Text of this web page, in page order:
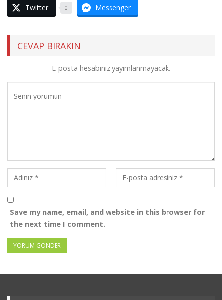
Twitter 0 Messenger
CEVAP BIRAKIN
E-posta hesabınız yayımlanmayacak.
Save my name, email, and website in this browser for
the next time I comment.